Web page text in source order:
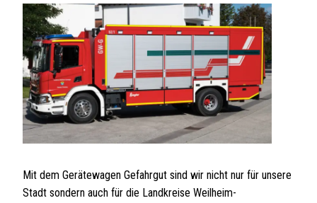
Mit dem Gerätewagen Gefahrgut sind wir nicht nur für unsere
Stadt sondern auch für die Landkreise Weilheim-